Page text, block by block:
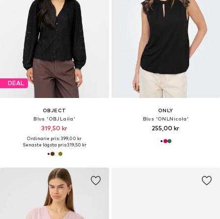
DEAL
OBJECT
Blus 'OBJLaila'
319,50 kr
Ordinarie pris: 399,00 kr
Senaste lägsta pris:319,50 kr
ONLY
Blus 'ONLNicola'
255,00 kr